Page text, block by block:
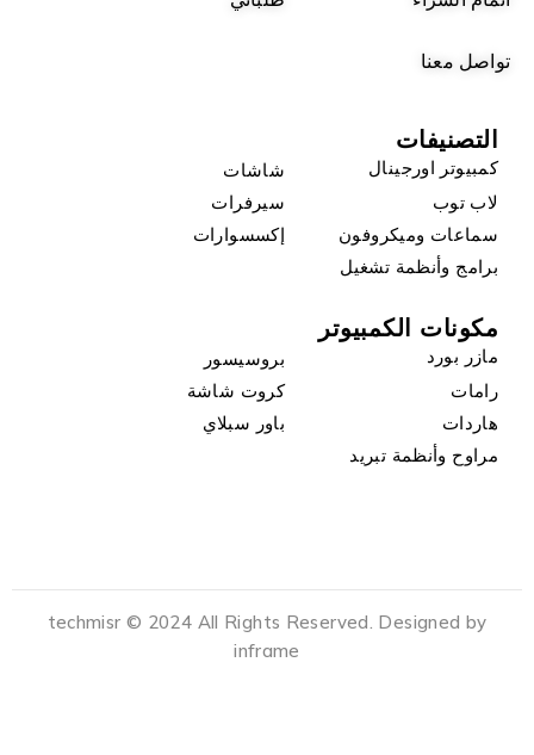
تواصل معنا
التصنيفات
كمبيوتر اورجينال
شاشات
لاب توب
سيرفرات
سماعات وميكروفون
إكسسوارات
برامج وأنظمة تشغيل
مكونات الكمبيوتر
مازر بورد
بروسيسور
رامات
كروت شاشة
هاردات
باور سبلاي
مراوح وأنظمة تبريد
techmisr © 2024 All Rights Reserved. Designed by
inframe